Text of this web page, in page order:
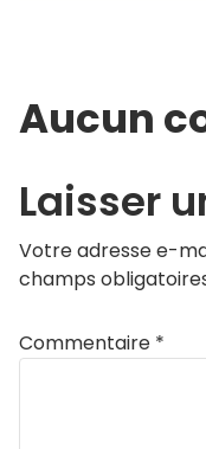
Aucun
Laisser
Votre adresse e-
champs
Commentaire *